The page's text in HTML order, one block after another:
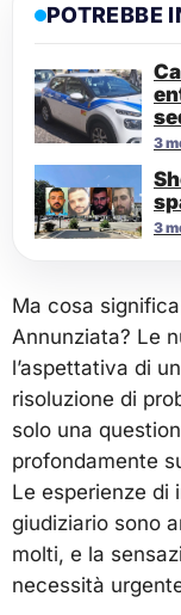
POTREBBE
3
3
Ma cosa
Annunziata? Le
l’aspettativa di
risoluzione di
solo una
profondamente
Le esperienze di
giudiziario sono
molti, e la
necessità